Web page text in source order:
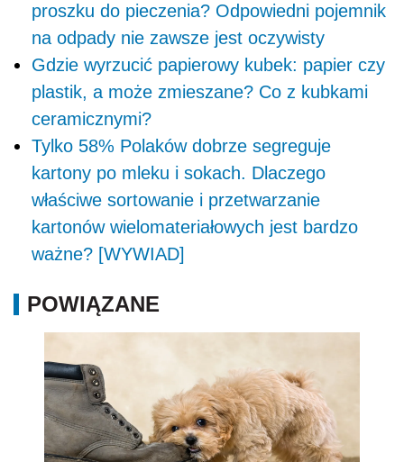
proszku do pieczenia? Odpowiedni pojemnik
na odpady nie zawsze jest oczywisty
Gdzie wyrzucić papierowy kubek: papier czy
plastik, a może zmieszane? Co z kubkami
ceramicznymi?
Tylko 58% Polaków dobrze segreguje
kartony po mleku i sokach. Dlaczego
właściwe sortowanie i przetwarzanie
kartonów wielomateriałowych jest bardzo
ważne? [WYWIAD]
POWIĄZANE